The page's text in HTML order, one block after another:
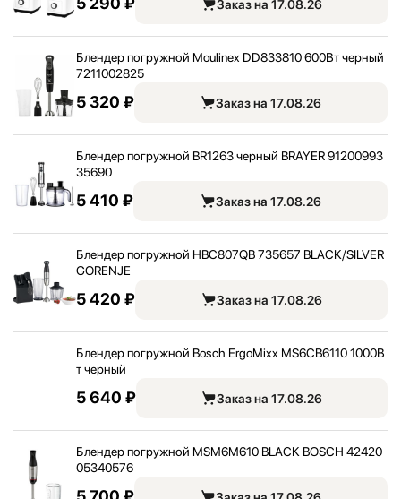
Заказ на 17.08.26
Блендер погружной Moulinex DD833810 600Вт черный
7211002825
5 320 ₽ Заказ на 17.08.26
Блендер погружной BR1263 черный BRAYER 91200993
35690
5 410 ₽ Заказ на 17.08.26
Блендер погружной HBC807QB 735657 BLACK/SILVER
GORENJE
5 420 ₽ Заказ на 17.08.26
Блендер погружной Bosch ErgoMixx MS6CB6110 1000В
т черный
5 640 ₽ Заказ на 17.08.26
Блендер погружной MSM6M610 BLACK BOSCH 42420
05340576